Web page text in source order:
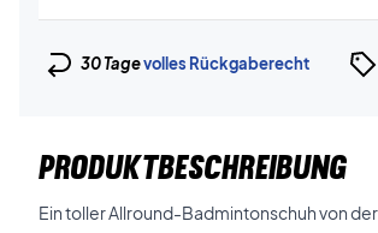
30 Tagevolles Rückgaberecht
PRODUKTBESCHREIBUNG
Ein toller Allround-Badmintonschuh von